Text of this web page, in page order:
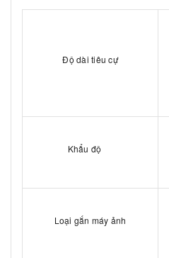
Độ dài tiêu cự
Khẩu độ
Loại gắn máy ảnh